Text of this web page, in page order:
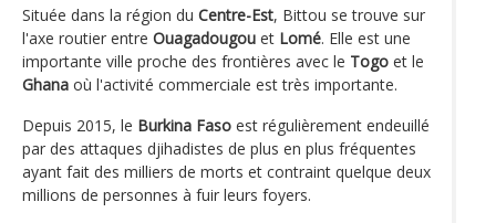
Située dans la région du Centre-Est, Bittou se trouve sur
l'axe routier entre Ouagadougou et Lomé. Elle est une
importante ville proche des frontières avec le Togo et le
Ghana où l'activité commerciale est très importante.
Depuis 2015, le Burkina Faso est régulièrement endeuillé
par des attaques djihadistes de plus en plus fréquentes
ayant fait des milliers de morts et contraint quelque deux
millions de personnes à fuir leurs foyers.